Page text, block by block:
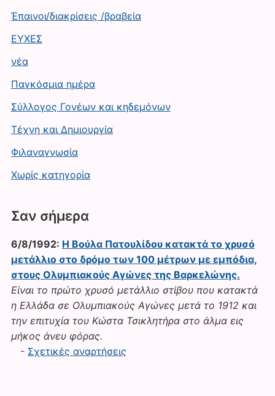
Έπαινοι/διακρίσεις /βραβεία
ΕΥΧΕΣ
νέα
Παγκόσμια ημέρα
Σύλλογος Γονέων και κηδεμόνων
Τέχνη και Δημιουργία
Φιλαναγνωσία
Χωρίς κατηγορία
Σαν σήμερα
6/8/1992: Η Βούλα Πατουλίδου κατακτά το χρυσό
μετάλλιο στο δρόμο των 100 μέτρων με εμπόδια,
στους Ολυμπιακούς Αγώνες της Βαρκελώνης.
Είναι το πρώτο χρυσό μετάλλιο στίβου που κατακτά
η Ελλάδα σε Ολυμπιακούς Αγώνες μετά το 1912 και
την επιτυχία του Κώστα Τσικλητήρα στο άλμα εις
μήκος άνευ φόρας.
- Σχετικές αναρτήσεις